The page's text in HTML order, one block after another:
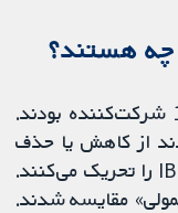
چه هستند؟
ما 18 مطالعه را یافتیم که شامل 1878 شرکت‌کننده بودند.
از کاهش یا حذف
مواد غذایی که گمان می‌رود نشانه‌های IBD را تحریک می‌کنند.
مقایسه شدند.